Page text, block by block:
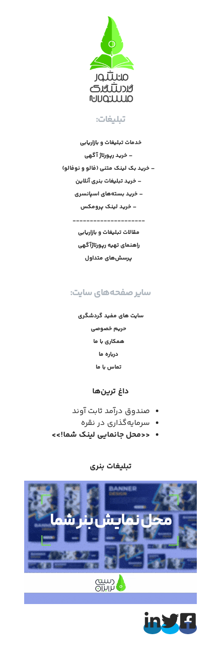
تبلیغات:
خدمات تبلیغات و بازاریابی
– خرید رپورتاژ آگهی
– خرید بک لینک متنی (فالو و نوفالو)
– خرید تبلیغات بنری آنلاین
– خرید بسته‌های اسپانسری
– خرید لینک پرومکس
_____________________
مقالات تبلیغات و بازاریابی
راهنمای تهیه رپورتاژآگهی
پرسش‌های متداول
سایر صفحه‌های سایت:
سایت های مفید گردشگری
حریم خصوصی
همکاری با ما
درباره ما
تماس با ما
داغ ترین‌ها
صندوق درآمد ثابت آوند
سرمایه‌گذاری در نقره
<<محل جانمایی لینک شما!
>>
تبلیغات بنری